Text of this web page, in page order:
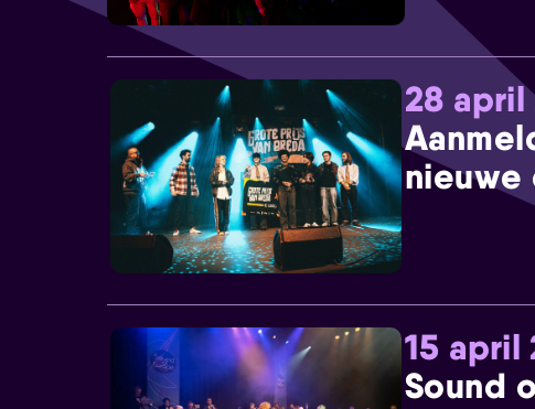
28 april
15 april
Sound